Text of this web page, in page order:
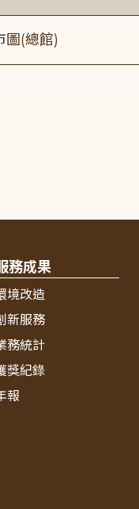
圖(總館)
務成果
境改造
新服務
務統計
獎紀錄
報